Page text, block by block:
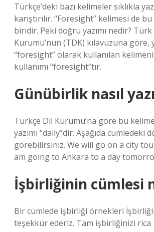
Türkçe’deki bazı kelimeler sıklıkla
karıştırılır. “Foresight” kelimesi de
biridir. Peki doğru yazımı nedir? Türk
Kurumu’nun (TDK) kılavuzuna göre,
“foresight” olarak kullanılan
kullanımı “foresight”tır.
Günübirlik nasıl
Türkçe Dil Kurumu’na göre bu
yazımı “daily”dir. Aşağıda cümledeki
görebilirsiniz. We will go on a city
am going to Ankara to a day
İşbirliğinin cümlesi
Bir cümlede işbirliği örnekleri
teşekkür ederiz. Tam işbirliğinizi rica